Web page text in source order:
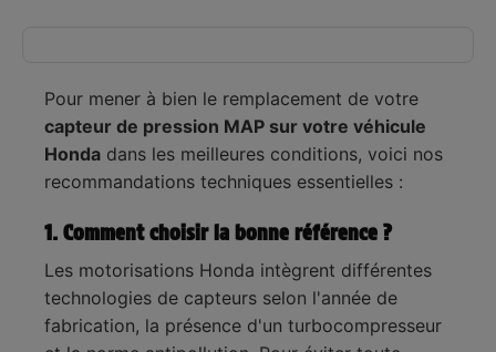
Pour mener à bien le remplacement de votre
capteur de pression MAP sur votre véhicule
Honda dans les meilleures conditions, voici nos
recommandations techniques essentielles :
1. Comment choisir la bonne référence ?
Les motorisations Honda intègrent différentes
technologies de capteurs selon l'année de
fabrication, la présence d'un turbocompresseur